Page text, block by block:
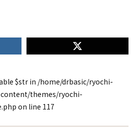
$str in /home/drbasic/ryochi-
themes/ryochi-
on line 117